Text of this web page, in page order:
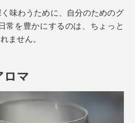
味わうために、自分のためのグ
常を豊かにするのは、ちょっと
ません。
ロマ